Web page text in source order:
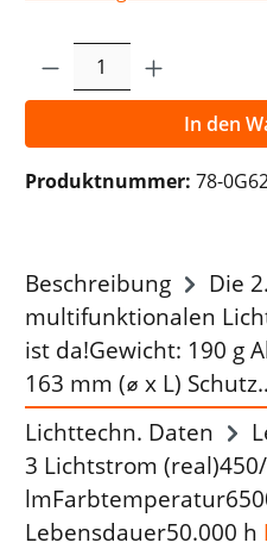
Produkt Anzahl:
In den
Produktnummer: 78-
Beschreibung
Die
multifunktionalen
ist da!Gewicht: 190 g
163 mm (⌀ x L)
Lichttechn. Daten
3 Lichtstrom
Lebensdauer50.000 h